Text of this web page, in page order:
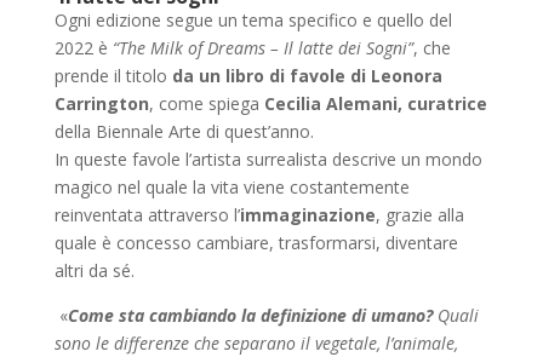
Ogni edizione segue un tema specifico e quello del
2022 è “The Milk of Dreams – Il latte dei Sogni”, che
prende il titolo da un libro di favole di Leonora
Carrington, come spiega Cecilia Alemani, curatrice
della Biennale Arte di quest’anno.
In queste favole l’artista surrealista descrive un mondo
magico nel quale la vita viene costantemente
reinventata attraverso l’immaginazione, grazie alla
quale è concesso cambiare, trasformarsi, diventare
altri da sé.
«Come sta cambiando la definizione di umano?Quali
sono le differenze che separano il vegetale, l’animale,